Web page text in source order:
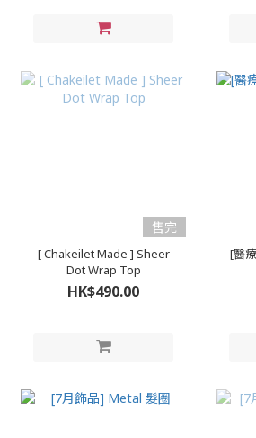
售完
[ Chakeilet Made ] Sheer
Dot Wrap Top
HK$490.00
[醫